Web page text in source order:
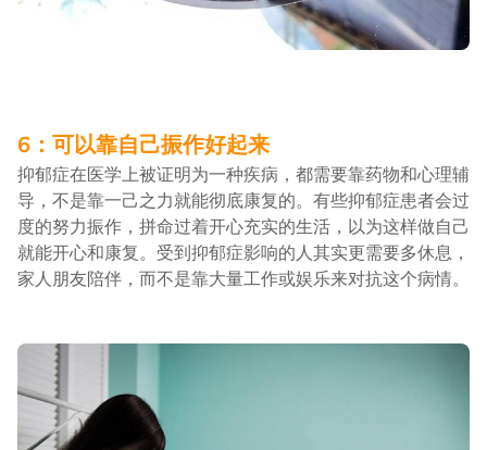
6：可以靠自己振作好起来
抑郁症在医学上被证明为一种疾病，都需要靠药物和心理辅
导，不是靠一己之力就能彻底康复的。有些抑郁症患者会过
度的努力振作，拼命过着开心充实的生活，以为这样做自己
就能开心和康复。受到抑郁症影响的人其实更需要多休息，
家人朋友陪伴，而不是靠大量工作或娱乐来对抗这个病情。